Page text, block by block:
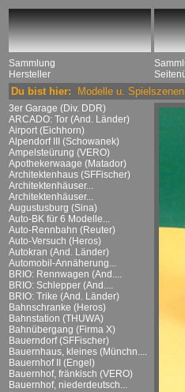
Sammlung
Hersteller
Du bist hier: Modelle u. Spielszenen
3er Garage (Div. DDR)
ARCADO: Tor (And. Länder)
Airport (Eichhorn)
Alpendorf III (Schowanek)
Ampelsteürung (VERO)
Apothekerwaage (Matador)
Architektenhaus (SFFischer)
Architektenhäuser...
Architektenhäuser...
Augustusburg (Sina)
Auto-BK für 6 Modelle...
Auto-Rennbahn (Reuter)
Auto-Versuch (Heros)
Autokran (And. Länder)
Automobil-Annäherung...
BRIO: Rennwagen (And....
BRIO: Schlepper (And....
BRIO: Trike (And. Länder)
Bahnschranke (Heros)
Bahnstation (THUWA)
Bahnübergang (Firma X)
Bauerndorf (SFFischer)
Bauernhaus, kleines (Münchn....
Bauernhof II (Engel)
Bauernhof, fränkisch (VERO)
Bauernhof, niederdeutsch...